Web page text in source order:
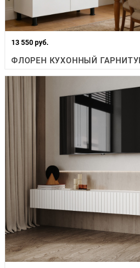
13 550 руб.
ФЛОРЕН КУХОННЫЙ